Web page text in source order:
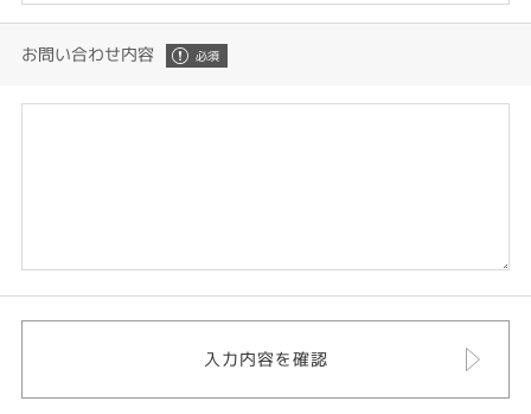
お問い合わせ内容